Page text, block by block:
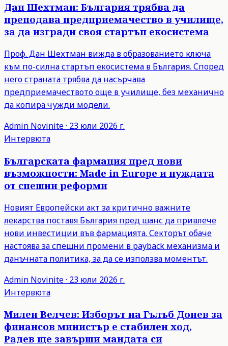
Дан Шехтман: България трябва да
преподава предприемачество в училище,
за да изгради своя стартъп екосистема
Проф. Дан Шехтман вижда в образованието ключа
към по-силна стартъп екосистема в България. Според
него страната трябва да насърчава
предприемачеството още в училище, без механично
да копира чужди модели.
Admin Novinite· 23 юли 2026 г.
Интервюта
Българската фармация пред нови
възможности: Made in Europe и нуждата
от спешни реформи
Новият Европейски акт за критично важните
лекарства поставя България пред шанс да привлече
нови инвестиции във фармацията. Секторът обаче
настоява за спешни промени в payback механизма и
данъчната политика, за да се използва моментът.
Admin Novinite· 23 юли 2026 г.
Интервюта
Милен Велчев: Изборът на Гълъб Донев за
финансов министър е стабилен ход,
Радев ще завърши мандата си